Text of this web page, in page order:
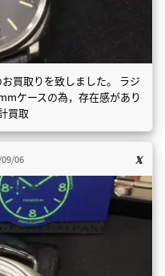
買取りを致しました。 ラジ
ケースの為，存在感があり
買取
06